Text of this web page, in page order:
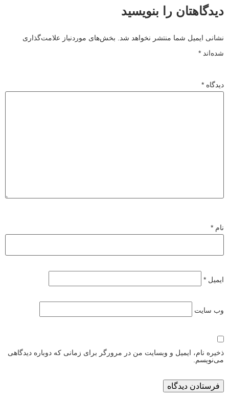
دیدگاهتان را بنویسید
نشانی ایمیل شما منتشر نخواهد شد. بخش‌های موردنیاز علامت‌گذاری
شده‌اند *
دیدگاه *
نام *
ایمیل *
وب‌ سایت
ذخیره نام، ایمیل و وبسایت من در مرورگر برای زمانی که دوباره دیدگاهی
می‌نویسم.